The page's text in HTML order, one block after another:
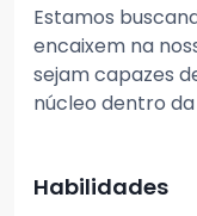
Estamos
encaixem na
sejam capazes
núcleo dentro
Habilidades